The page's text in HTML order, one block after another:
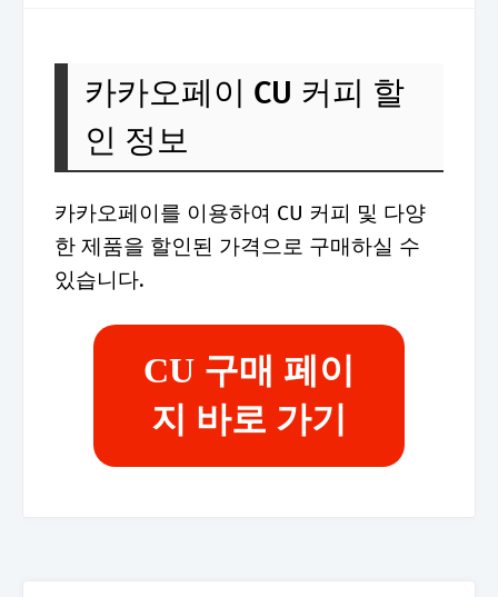
카카오페이 CU 커피 할
인 정보
카카오페이를 이용하여 CU 커피 및 다양
한 제품을 할인된 가격으로 구매하실 수
있습니다.
CU 구매 페이
지 바로 가기